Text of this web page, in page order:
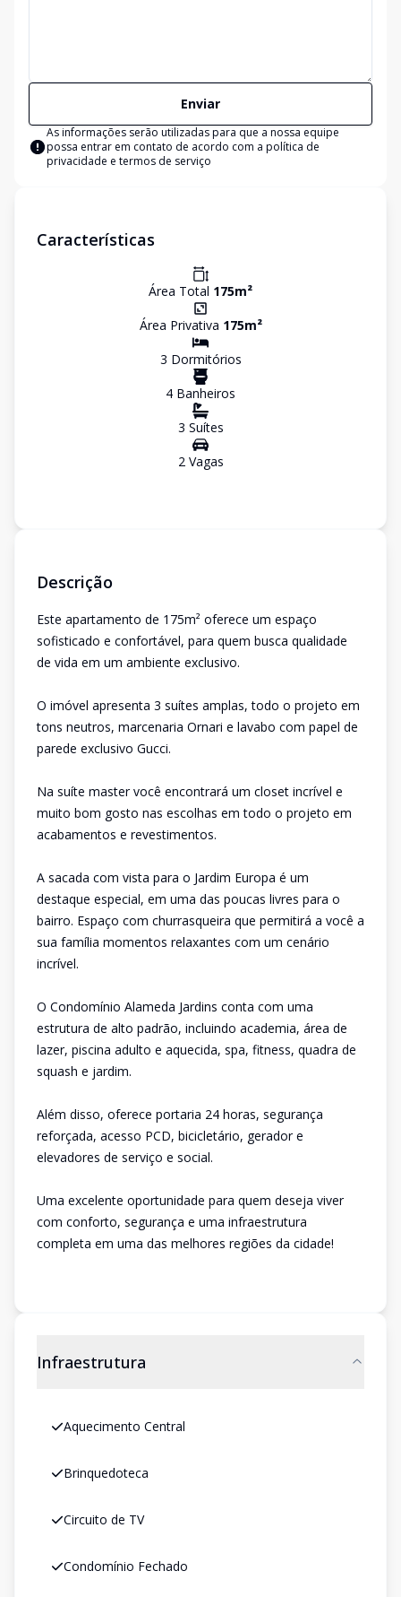
Enviar
As informações serão utilizadas para que a nossa equipe
possa entrar em contato de acordo com a política de
privacidade e termos de serviço
Características
Área Total 175m²
Área Privativa 175m²
3 Dormitórios
4 Banheiros
3 Suítes
2Vagas
Descrição
Este apartamento de 175m² oferece um espaço
sofisticado e confortável, para quem busca qualidade
de vida em um ambiente exclusivo.
O imóvel apresenta 3 suítes amplas, todo o projeto em
tons neutros, marcenaria Ornari e lavabo com papel de
parede exclusivo Gucci.
Na suíte master você encontrará um closet incrível e
muito bom gosto nas escolhas em todo o projeto em
acabamentos e revestimentos.
A sacada com vista para o Jardim Europa é um
destaque especial, em uma das poucas livres para o
bairro. Espaço com churrasqueira que permitirá a você a
sua família momentos relaxantes com um cenário
incrível.
O Condomínio Alameda Jardins conta com uma
estrutura de alto padrão, incluindo academia, área de
lazer, piscina adulto e aquecida, spa, fitness, quadra de
squash e jardim.
Além disso, oferece portaria 24 horas, segurança
reforçada, acesso PCD, bicicletário, gerador e
elevadores de serviço e social.
Uma excelente oportunidade para quem deseja viver
com conforto, segurança e uma infraestrutura
completa em uma das melhores regiões da cidade!
Infraestrutura
Aquecimento Central
Brinquedoteca
Circuito de TV
Condomínio Fechado